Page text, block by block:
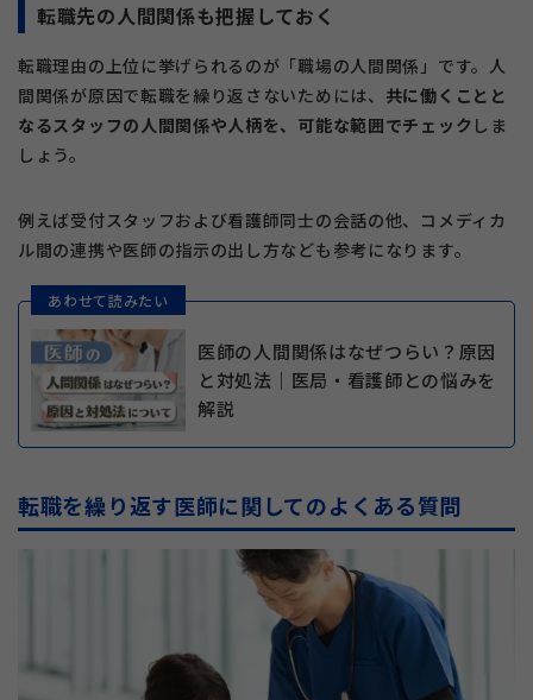
転職先の人間関係も把握しておく
転職理由の上位に挙げられるのが「職場の人間関係」です。人
間関係が原因で転職を繰り返さないためには、 共に働くことと
なるスタッフの人間関係や人柄を、可能な範囲でチェック しま
しょう。
例えば受付スタッフおよび看護師同士の会話の他、コメディカ
ル間の連携や医師の指示の出し方なども参考になります。
あわせて読みたい
医師の人間関係はなぜつらい？原因
と対処法｜医局・看護師との悩みを
解説
転職を繰り返す医師に関してのよくある質問